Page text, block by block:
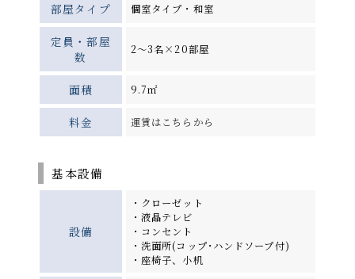
部屋タイプ 個室タイプ・和室
定員・部屋
数
2～3名×20部屋
面積 9.7㎡
料金 運賃はこちらから
基本設備
設備
・クローゼット
・液晶テレビ
・コンセント
・洗面所(コップ･ハンドソープ付)
・座椅子、小机